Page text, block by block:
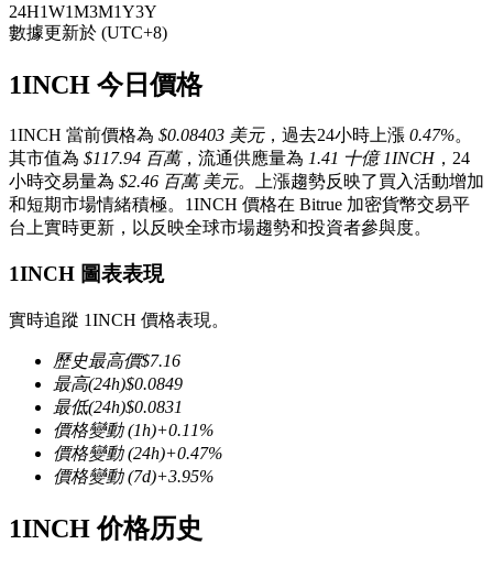
USDT永續
以數字貨幣為保證金的永續合約
TradFi
24H1W1M3M1Y3Y
數據更新於 (UTC+8)
1INCH 今日價格
1INCH 當前價格為 $0.08403 美元，過去24小時上漲 0.47%。
其市值為 $117.94 百萬，流通供應量為 1.41 十億 1INCH，24
小時交易量為 $2.46 百萬 美元。上漲趨勢反映了買入活動增加
和短期市場情緒積極。1INCH 價格在 Bitrue 加密貨幣交易平
台上實時更新，以反映全球市場趨勢和投資者參與度。
1INCH 圖表表現
實時追蹤 1INCH 價格表現。
歷史最高價$7.16
最高(24h)$0.0849
最低(24h)$0.0831
價格變動(1h)+0.11%
價格變動(24h)+0.47%
價格變動(7d)+3.95%
1INCH 价格历史